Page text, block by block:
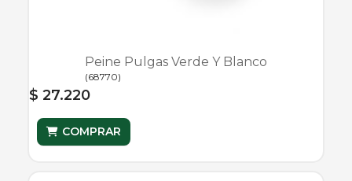
Peine Pulgas Verde Y Blanco
(68770)
$ 27.220
COMPRAR